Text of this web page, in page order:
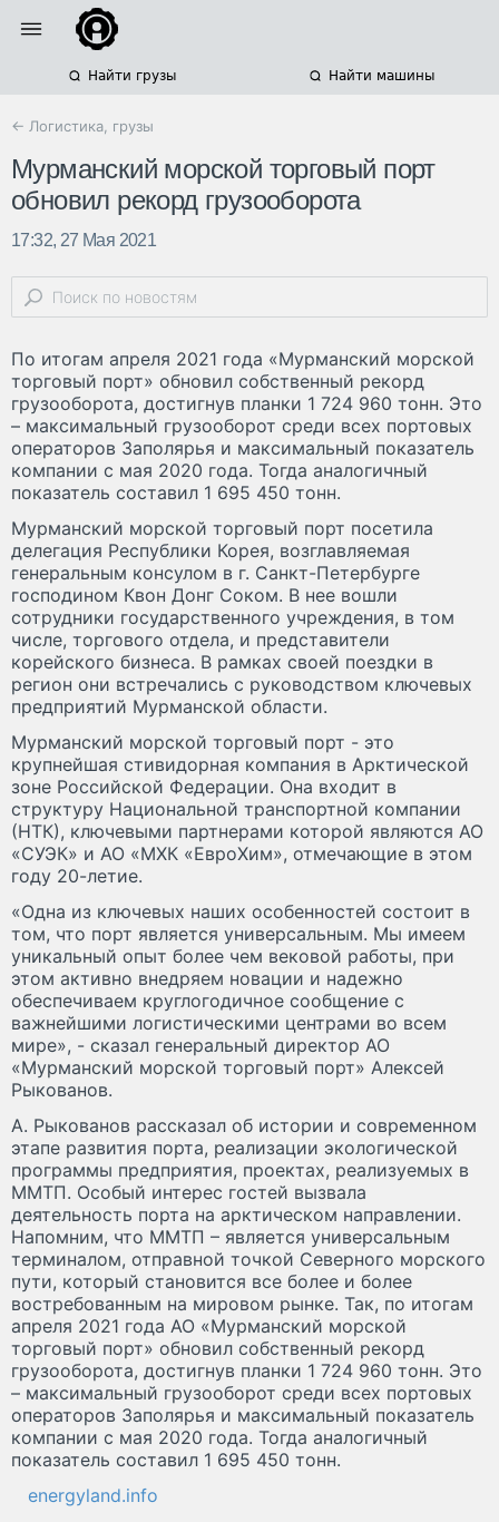
Найти грузы Найти машины
← Логистика, грузы
Мурманский морской торговый порт
обновил рекорд грузооборота
17:32, 27 Мая 2021
По итогам апреля 2021 года «Мурманский морской
торговый порт» обновил собственный рекорд
грузооборота, достигнув планки 1 724 960 тонн. Это
– максимальный грузооборот среди всех портовых
операторов Заполярья и максимальный показатель
компании с мая 2020 года. Тогда аналогичный
показатель составил 1 695 450 тонн.
Мурманский морской торговый порт посетила
делегация Республики Корея, возглавляемая
генеральным консулом в г. Санкт-Петербурге
господином Квон Донг Соком. В нее вошли
сотрудники государственного учреждения, в том
числе, торгового отдела, и представители
корейского бизнеса. В рамках своей поездки в
регион они встречались с руководством ключевых
предприятий Мурманской области.
Мурманский морской торговый порт - это
крупнейшая стивидорная компания в Арктической
зоне Российской Федерации. Она входит в
структуру Национальной транспортной компании
(НТК), ключевыми партнерами которой являются АО
«СУЭК» и АО «МХК «ЕвроХим», отмечающие в этом
году 20-летие.
«Одна из ключевых наших особенностей состоит в
том, что порт является универсальным. Мы имеем
уникальный опыт более чем вековой работы, при
этом активно внедряем новации и надежно
обеспечиваем круглогодичное сообщение с
важнейшими логистическими центрами во всем
мире», - сказал генеральный директор АО
«Мурманский морской торговый порт» Алексей
Рыкованов.
А. Рыкованов рассказал об истории и современном
этапе развития порта, реализации экологической
программы предприятия, проектах, реализуемых в
ММТП. Особый интерес гостей вызвала
деятельность порта на арктическом направлении.
Напомним, что ММТП – является универсальным
терминалом, отправной точкой Северного морского
пути, который становится все более и более
востребованным на мировом рынке. Так, по итогам
апреля 2021 года АО «Мурманский морской
торговый порт» обновил собственный рекорд
грузооборота, достигнув планки 1 724 960 тонн. Это
– максимальный грузооборот среди всех портовых
операторов Заполярья и максимальный показатель
компании с мая 2020 года. Тогда аналогичный
показатель составил 1 695 450 тонн.
energyland.info